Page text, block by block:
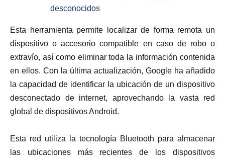
desconocidos
Esta herramienta permite localizar de forma remota un
dispositivo o accesorio compatible en caso de robo o
extravío, así como eliminar toda la información contenida
en ellos. Con la última actualización, Google ha añadido
la capacidad de identificar la ubicación de un dispositivo
desconectado de internet, aprovechando la vasta red
global de dispositivos Android.
Esta red utiliza la tecnología Bluetooth para almacenar
las ubicaciones más recientes de los dispositivos